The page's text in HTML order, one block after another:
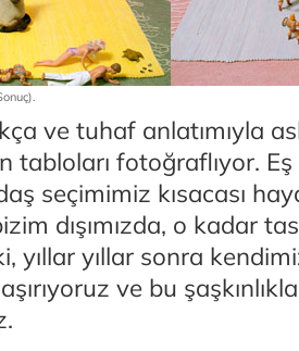
ve tuhaf anlatımıyla
tabloları fotoğraflıyor.
seçimimiz kısacası
dışımızda, o kadar
yıllar yıllar sonra
ve bu